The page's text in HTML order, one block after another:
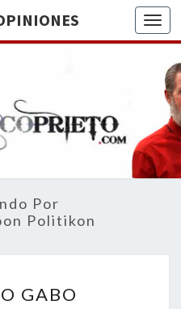
DE
BREVE
RECORRIDO
VITAL Y
ACTUALIDAD
Por
Politikon
GABOGABO